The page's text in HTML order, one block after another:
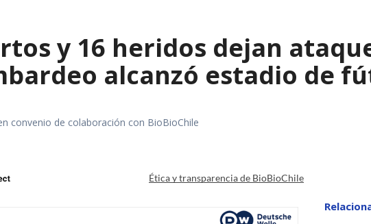
y 16 heridos dejan
alcanzó estadio de
convenio de colaboración con BioBioChile
Ética y transparencia de BioBioChile